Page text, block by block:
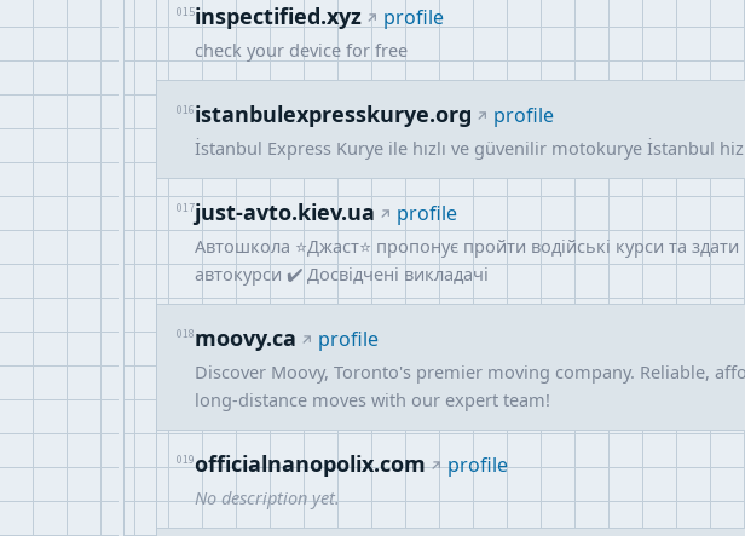
015inspectified.xyz profile
check your device for free
016istanbulexpresskurye.org profile
İstanbul Express Kurye ile hızlı ve güvenilir motokurye İstanbul
017just-avto.kiev.ua profile
Автошкола ⭐Джаст⭐ пропонує пройти водійські курси та
автокурси ✔️ Досвідчені викладачі
018moovy.ca profile
Discover Moovy, Toronto's premier moving company. Reliable,
long-distance moves with our expert team!
019officialnanopolix.com profile
No description yet.